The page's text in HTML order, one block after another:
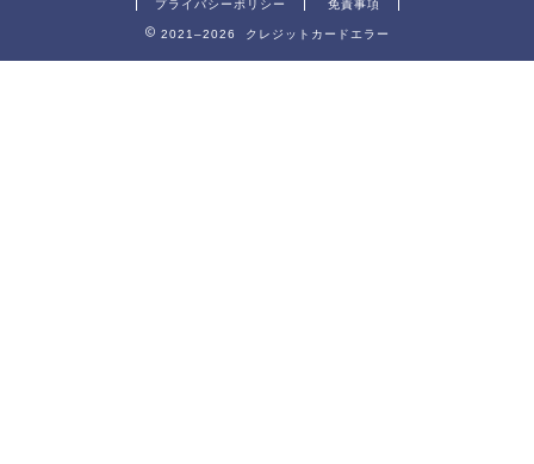
プライバシーポリシー 免責事項
2021–2026 クレジットカードエラー